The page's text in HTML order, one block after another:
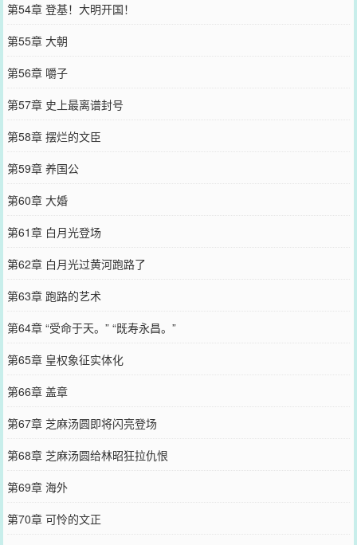
第54章 登基！大明开国！
第55章 大朝
第56章 嚼子
第57章 史上最离谱封号
第58章 摆烂的文臣
第59章 养国公
第60章 大婚
第61章 白月光登场
第62章 白月光过黄河跑路了
第63章 跑路的艺术
第64章 “受命于天。” “既寿永昌。”
第65章 皇权象征实体化
第66章 盖章
第67章 芝麻汤圆即将闪亮登场
第68章 芝麻汤圆给林昭狂拉仇恨
第69章 海外
第70章 可怜的文正